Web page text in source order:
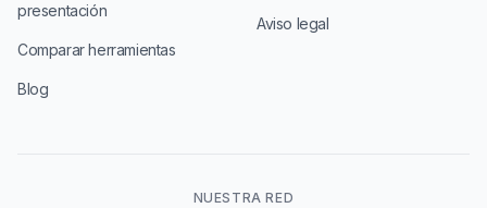
presentación
Comparar herramientas
Blog
Aviso legal
NUESTRA RED